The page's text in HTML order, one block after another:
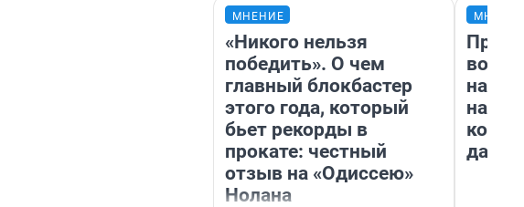
МНЕНИЕ
«Никого нельзя
победить». О чем
главный блокбастер
этого года, который
бьет рекорды в
прокате: честный
отзыв на «Одиссею»
Нолана
нам
даже